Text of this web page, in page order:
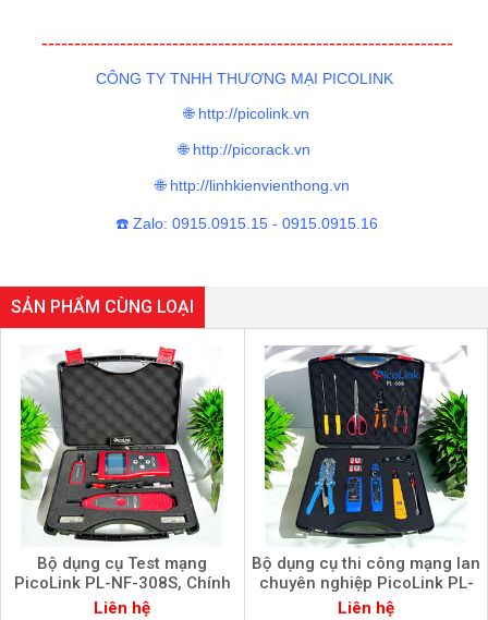
---------------------------------------------------------------
CÔNG TY TNHH THƯƠNG MẠI PICOLINK
🌐 http://picolink.vn
🌐 http://picorack.vn
🌐 http://linhkienvienthong.vn
☎️ Zalo: 0915.0915.15 - 0915.0915.16
SẢN PHẨM CÙNG LOẠI
Bộ dụng cụ Test mạng
PicoLink PL-NF-308S, Chính
Hãng
Liên hệ
Bộ dụng cụ thi công mạng lan
chuyên nghiệp PicoLink PL-
666, Chính Hãng
Liên hệ